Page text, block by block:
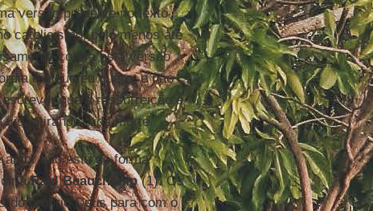
versão presente no texto
catolicismo, pelo menos até
contra esta versão
é o que eu quero, e não
que a ressurreição é
tirando-a da morte.
não está de forma
diriaPaul Beauchamp(1). Os
do próprio Deus para com o